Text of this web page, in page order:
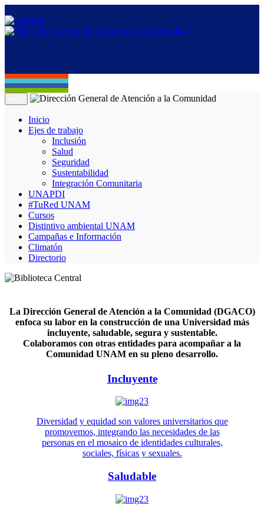
Inicio
Ejes de trabajo
Inclusión
Salud
Seguridad
Sustentabilidad
Integración Comunitaria
UNAPDI
#TuRed UNAM
Cursos
Distintivo ambiental UNAM
Campañas e Información
Climatón
Directorio
La Dirección General de Atención a la Comunidad (DGACO)
enfoca su labor en la construcción de una Universidad más
incluyente, saludable, segura y sustentable.
Colaboramos con otras entidades para acompañar a la
Comunidad UNAM en su pleno desarrollo.
Incluyente
Diversidad y equidad son valores universitarios que
promovemos, integrando las necesidades de las
personas en el mosaico de identidades culturales,
sociales, físicas y sexuales.
Saludable